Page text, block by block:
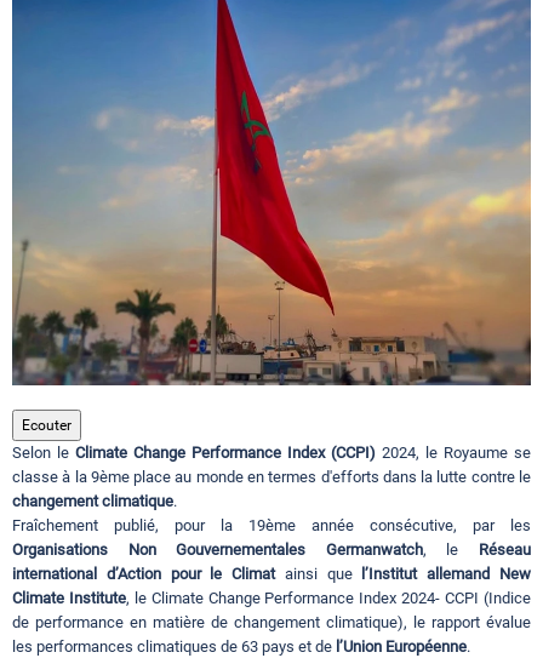
Tourisme
Hotels
Evenements
Contact
Ecouter
Selon le Climate Change Performance Index (CCPI) 2024, le Royaume se
classe à la 9ème place au monde en termes d'efforts dans la lutte contre le
changement climatique.
Fraîchement publié, pour la 19ème année consécutive, par les
Organisations Non Gouvernementales Germanwatch, le Réseau
international d’Action pour le Climatainsi que
l’Institut allemand New
Climate Institute, le Climate Change Performance Index 2024- CCPI (Indice
de performance en matière de changement climatique), le rapport évalue
les performances climatiques de 63 pays et de l’Union Européenne.